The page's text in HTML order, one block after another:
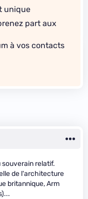
unique
part aux
à vos contacts
souverain relatif.
de l'architecture
britannique, Arm